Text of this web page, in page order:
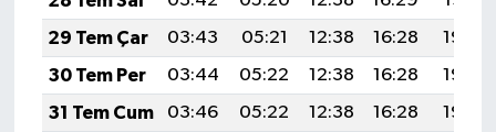
29 Tem Çar
03:43 05:21 12:38 16:28
19:46
30 Tem Per
03:44 05:22 12:38 16:28
19:45
31 Tem Cum
03:46 05:22 12:38 16:28
19:44